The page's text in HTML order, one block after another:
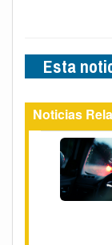
Esta
Noticias